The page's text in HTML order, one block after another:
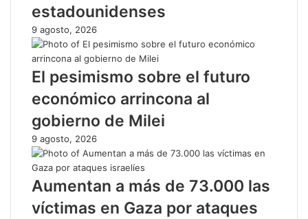
estadounidenses
9 agosto, 2026
El pesimismo sobre el futuro
económico arrincona al
gobierno de Milei
9 agosto, 2026
Aumentan a más de 73.000 las
víctimas en Gaza por ataques